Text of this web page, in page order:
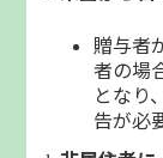
贈与者
者の場
となり
告が必